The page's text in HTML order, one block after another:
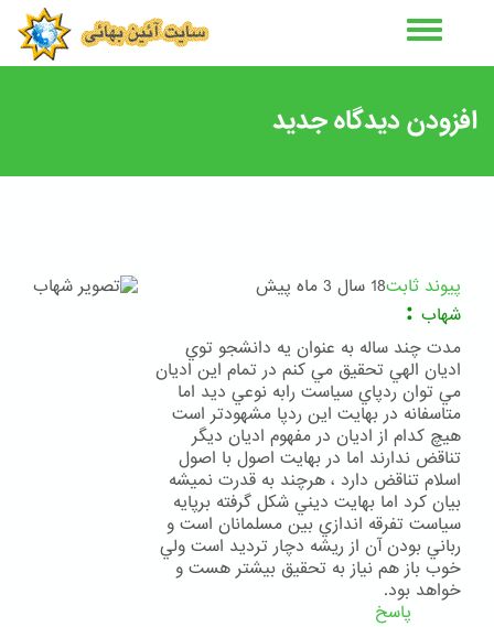
افزودن دیدگاه جدید
پیوند ثابت18 سال 3 ماه پیش
شهاب :
مدت چند ساله به عنوان يه دانشجو توي
اديان الهي تحقيق مي كنم در تمام اين اديان
مي توان ردپاي سياست رابه نوعي ديد اما
متاسفانه در بهايت اين ردپا مشهودتر است
هيچ كدام از اديان در مفهوم اديان ديگر
تناقض ندارند اما در بهايت اصول با اصول
اسلام تناقض دارد ، هرچند به قدرت نميشه
بيان كرد اما بهايت ديني شكل گرفته برپايه
سياست تفرقه اندازي بين مسلمانان است و
رباني بودن آن از ريشه دچار ترديد است ولي
خوب باز هم نياز به تحقيق بيشتر هست و
خواهد بود.
پاسخ